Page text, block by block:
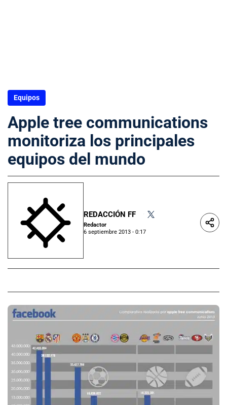
Equipos
Apple tree communications
monitoriza los principales
equipos del mundo
REDACCIÓN FF
Redactor
6 septiembre 2013 - 0:17